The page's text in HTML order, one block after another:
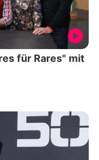
für Rares" mit